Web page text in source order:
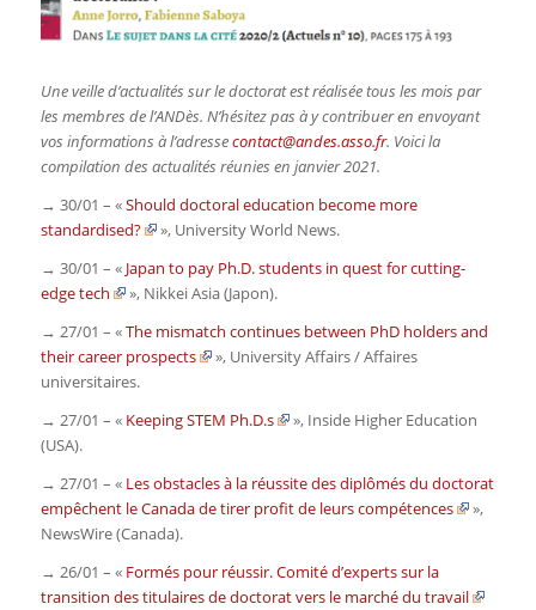
Une veille d’actualités sur le doctorat est réalisée tous les mois par
les membres de l’ANDès. N’hésitez pas à y contribuer en envoyant
vos informations à l’adressecontact@andes.asso.fr. Voici la
compilation des actualités réunies en janvier 2021.
→ 30/01 – «Should doctoral education become more
standardised?
», University World News.
→ 30/01 – « Japan to pay Ph.D. students in quest for cutting-
edge tech
», Nikkei Asia(Japon).
→ 27/01 – «The mismatch continues between PhD holders and
their career prospects
», University Affairs / Affaires
universitaires.
→ 27/01 – « Keeping STEM Ph.D.s », Inside Higher Education
(USA).
→ 27/01 – « Les obstacles à la réussite des diplômés du doctorat
empêchent le Canada de tirer profit de leurs compétences
»,
NewsWire(Canada).
→ 26/01 – « Formés pour réussir. Comité d’experts sur la
transition des titulaires de doctorat vers le marché du travail